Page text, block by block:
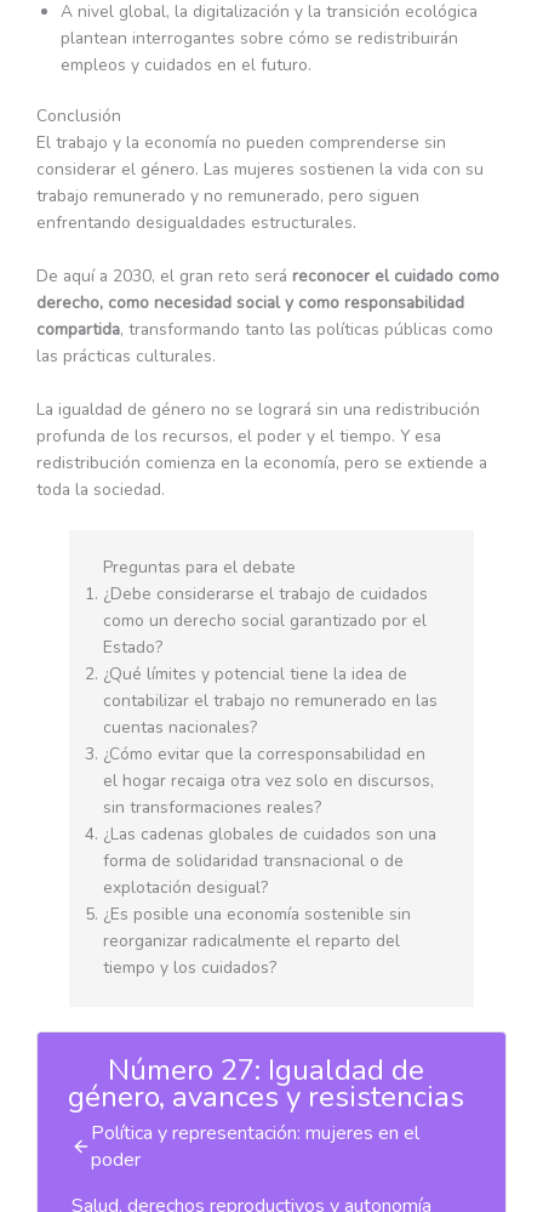
A nivel global, la digitalización y la transición ecológica
plantean interrogantes sobre cómo se redistribuirán
empleos y cuidados en el futuro.
Conclusión
El trabajo y la economía no pueden comprenderse sin
considerar el género. Las mujeres sostienen la vida con su
trabajo remunerado y no remunerado, pero siguen
enfrentando desigualdades estructurales.
De aquí a 2030, el gran reto será reconocer el cuidado como
derecho, como necesidad social y como responsabilidad
compartida, transformando tanto las políticas públicas como
las prácticas culturales.
La igualdad de género no se logrará sin una redistribución
profunda de los recursos, el poder y el tiempo. Y esa
redistribución comienza en la economía, pero se extiende a
toda la sociedad.
Preguntas para el debate
¿Debe considerarse el trabajo de cuidados
como un derecho social garantizado por el
Estado?
¿Qué límites y potencial tiene la idea de
contabilizar el trabajo no remunerado en las
cuentas nacionales?
¿Cómo evitar que la corresponsabilidad en
el hogar recaiga otra vez solo en discursos,
sin transformaciones reales?
¿Las cadenas globales de cuidados son una
forma de solidaridad transnacional o de
explotación desigual?
¿Es posible una economía sostenible sin
reorganizar radicalmente el reparto del
tiempo y los cuidados?
Número 27: Igualdad de
género, avances y resistencias
Política y representación: mujeres en el
poder
Salud, derechos reproductivos y autonomía